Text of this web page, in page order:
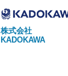
株式会社
KADOKAWA